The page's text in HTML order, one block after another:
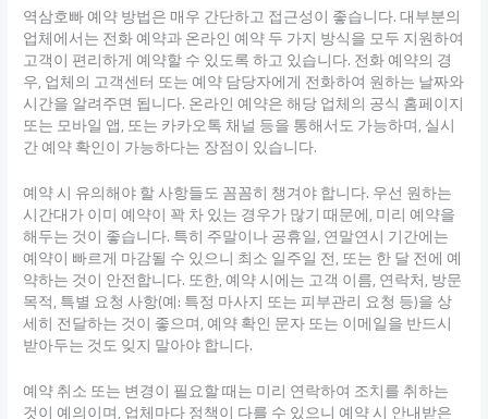
역삼호빠 예약 방법은 매우 간단하고 접근성이 좋습니다. 대부분의
업체에서는 전화 예약과 온라인 예약 두 가지 방식을 모두 지원하여
고객이 편리하게 예약할 수 있도록 하고 있습니다. 전화 예약의 경
우, 업체의 고객센터 또는 예약 담당자에게 전화하여 원하는 날짜와
시간을 알려주면 됩니다. 온라인 예약은 해당 업체의 공식 홈페이지
또는 모바일 앱, 또는 카카오톡 채널 등을 통해서도 가능하며, 실시
간 예약 확인이 가능하다는 장점이 있습니다.
예약 시 유의해야 할 사항들도 꼼꼼히 챙겨야 합니다. 우선 원하는
시간대가 이미 예약이 꽉 차 있는 경우가 많기 때문에, 미리 예약을
해두는 것이 좋습니다. 특히 주말이나 공휴일, 연말연시 기간에는
예약이 빠르게 마감될 수 있으니 최소 일주일 전, 또는 한 달 전에 예
약하는 것이 안전합니다. 또한, 예약 시에는 고객 이름, 연락처, 방문
목적, 특별 요청 사항(예: 특정 마사지 또는 피부관리 요청 등)을 상
세히 전달하는 것이 좋으며, 예약 확인 문자 또는 이메일을 반드시
받아두는 것도 잊지 말아야 합니다.
예약 취소 또는 변경이 필요할 때는 미리 연락하여 조치를 취하는
것이 예의이며, 업체마다 정책이 다를 수 있으니 예약 시 안내받은